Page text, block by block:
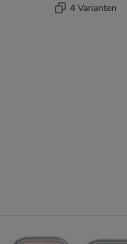
4 Varianten